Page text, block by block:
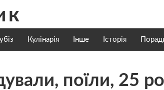
Кулінарія Інше Історія
поїли, 25